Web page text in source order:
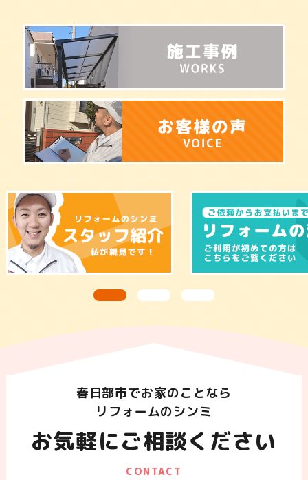
春日部市でお家のことなら
リフォームのシンミ
お気軽にご相談ください
CONTACT